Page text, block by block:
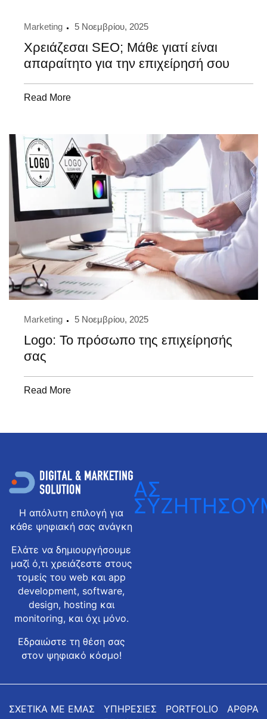
Marketing 5 Νοεμβρίου, 2025
Χρειάζεσαι SEO; Μάθε γιατί είναι
απαραίτητο για την επιχείρησή σου
Read More
Marketing 5 Νοεμβρίου, 2025
Logo: Το πρόσωπο της επιχείρησής
σας
Read More
Η απόλυτη επιλογή για
κάθε ψηφιακή σας ανάγκη
Ελάτε να δημιουργήσουμε
μαζί ό,τι χρειάζεστε στους
τομείς του web και app
development, software,
design, hosting και
monitoring, και όχι μόνο.
Εδραιώστε τη θέση σας
στον ψηφιακό κόσμο!
ΑΣ
ΣΧΕΤΙΚΑ ΜΕ ΕΜΑΣ ΥΠΗΡΕΣΙΕΣ PORTFOLIO
ΑΡΘΡΑ